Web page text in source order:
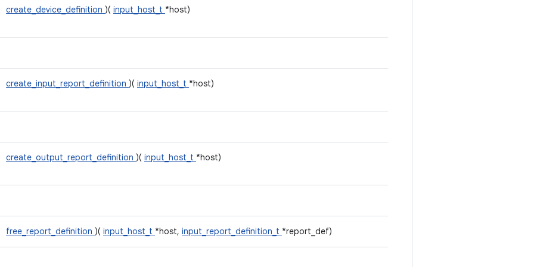
create_device_definition )( input_host_t *host)
create_input_report_definition )( input_host_t *host)
create_output_report_definition )( input_host_t *host)
free_report_definition )( input_host_t *host, input_report_definition_t *report_def)